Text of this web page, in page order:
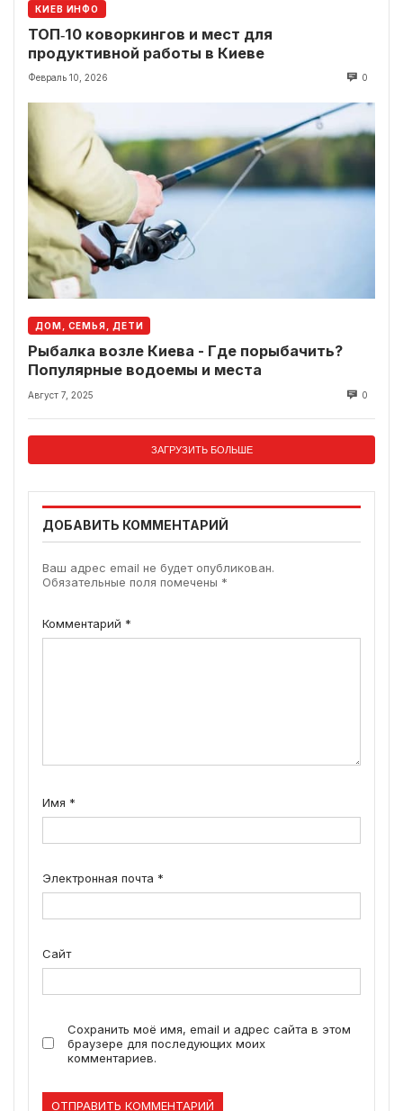
КИЕВ ИНФО
ТОП‑10 коворкингов и мест для
продуктивной работы в Киеве
Февраль 10, 2026 0
ДОМ, СЕМЬЯ, ДЕТИ
Рыбалка возле Киева - Где порыбачить?
Популярные водоемы и места
Август 7, 2025 0
ЗАГРУЗИТЬ БОЛЬШЕ
ДОБАВИТЬ КОММЕНТАРИЙ
Ваш адрес email не будет опубликован.
Обязательные поля помечены *
Комментарий *
Имя *
Электронная почта *
Сайт
Сохранить моё имя, email и адрес сайта в этом
браузере для последующих моих
комментариев.